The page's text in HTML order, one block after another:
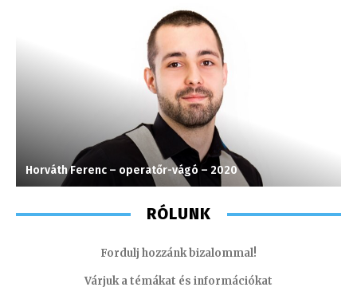
Horváth Ferenc – operatőr-vágó – 2020
RÓLUNK
Fordulj hozzánk bizalommal!
Várjuk a témákat és információkat